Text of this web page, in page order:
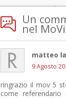
Un
nel
matteo
9 Agosto
ringrazio il mov 5
come